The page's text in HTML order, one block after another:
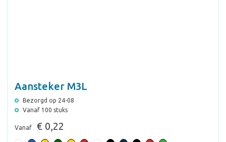
Aansteker M3L
Bezorgd op 24-08
Vanaf 100 stuks
Vanaf € 0,22